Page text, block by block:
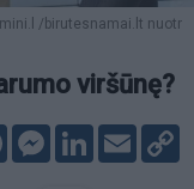
/birutesnamai.lt nuotr
viršūnę?
FacebookMessenger
LinkedIn
Email